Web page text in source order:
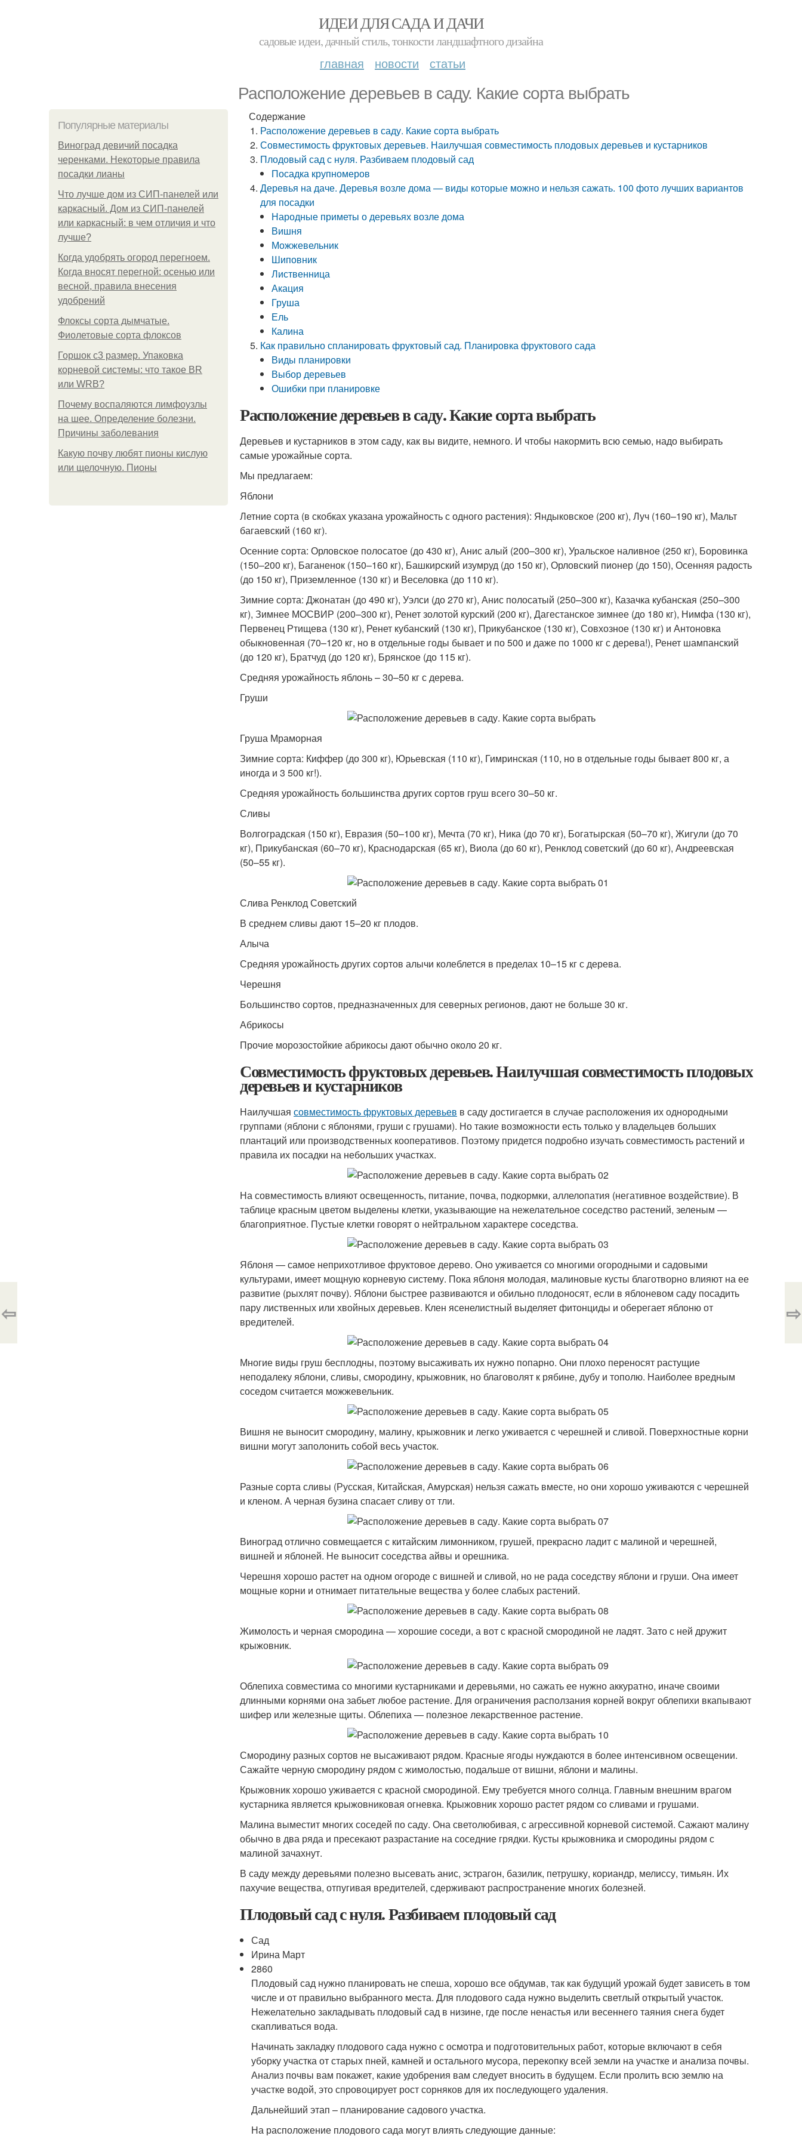
ИДЕИ ДЛЯ САДА И ДАЧИ
садовые идеи, дачный стиль, тонкости ландшафтного дизайна
главная новости статьи
Расположение деревьев в саду. Какие сорта выбрать
Популярные материалы
Виноград девичий посадка
черенками. Некоторые правила
посадки лианы
Что лучше дом из СИП-панелей или
каркасный. Дом из СИП-панелей
или каркасный: в чем отличия и что
лучше?
Когда удобрять огород перегноем.
Когда вносят перегной: осенью или
весной, правила внесения
удобрений
Флоксы сорта дымчатые.
Фиолетовые сорта флоксов
Горшок с3 размер. Упаковка
корневой системы: что такое BR
или WRB?
Почему воспаляются лимфоузлы
на шее. Определение болезни.
Причины заболевания
Какую почву любят пионы кислую
или щелочную. Пионы
Содержание
Расположение деревьев в саду. Какие сорта выбрать
Совместимость фруктовых деревьев. Наилучшая совместимость плодовых деревьев и кустарников
Плодовый сад с нуля. Разбиваем плодовый сад
Посадка крупномеров
Деревья на даче. Деревья возле дома — виды которые можно и нельзя сажать. 100 фото лучших вариантов
для посадки
Народные приметы о деревьях возле дома
Вишня
Можжевельник
Шиповник
Лиственница
Акация
Груша
Ель
Калина
Как правильно спланировать фруктовый сад. Планировка фруктового сада
Виды планировки
Выбор деревьев
Ошибки при планировке
Расположение деревьев в саду. Какие сорта выбрать
Деревьев и кустарников в этом саду, как вы видите, немного. И чтобы накормить всю семью, надо выбирать
самые урожайные сорта.
Мы предлагаем:
Яблони
Летние сорта (в скобках указана урожайность с одного растения): Яндыковское (200 кг), Луч (160–190 кг), Мальт
багаевский (160 кг).
Осенние сорта: Орловское полосатое (до 430 кг), Анис алый (200–300 кг), Уральское наливное (250 кг), Боровинка
(150–200 кг), Баганенок (150–160 кг), Башкирский изумруд (до 150 кг), Орловский пионер (до 150), Осенняя радость
(до 150 кг), Приземленное (130 кг) и Веселовка (до 110 кг).
Зимние сорта: Джонатан (до 490 кг), Уэлси (до 270 кг), Анис полосатый (250–300 кг), Казачка кубанская (250–300
кг), Зимнее МОСВИР (200–300 кг), Ренет золотой курский (200 кг), Дагестанское зимнее (до 180 кг), Нимфа (130 кг),
Первенец Ртищева (130 кг), Ренет кубанский (130 кг), Прикубанское (130 кг), Совхозное (130 кг) и Антоновка
обыкновенная (70–120 кг, но в отдельные годы бывает и по 500 и даже по 1000 кг с дерева!), Ренет шампанский
(до 120 кг), Братчуд (до 120 кг), Брянское (до 115 кг).
Средняя урожайность яблонь – 30–50 кг с дерева.
Груши
Груша Мраморная
Зимние сорта: Киффер (до 300 кг), Юрьевская (110 кг), Гимринская (110, но в отдельные годы бывает 800 кг, а
иногда и 3 500 кг!).
Средняя урожайность большинства других сортов груш всего 30–50 кг.
Сливы
Волгоградская (150 кг), Евразия (50–100 кг), Мечта (70 кг), Ника (до 70 кг), Богатырская (50–70 кг), Жигули (до 70
кг), Прикубанская (60–70 кг), Краснодарская (65 кг), Виола (до 60 кг), Ренклод советский (до 60 кг), Андреевская
(50–55 кг).
Слива Ренклод Советский
В среднем сливы дают 15–20 кг плодов.
Алыча
Средняя урожайность других сортов алычи колеблется в пределах 10–15 кг с дерева.
Черешня
Большинство сортов, предназначенных для северных регионов, дают не больше 30 кг.
Абрикосы
Прочие морозостойкие абрикосы дают обычно около 20 кг.
Совместимость фруктовых деревьев. Наилучшая совместимость плодовых
деревьев и кустарников
Наилучшая совместимость фруктовых деревьев в саду достигается в случае расположения их однородными
группами (яблони с яблонями, груши с грушами). Но такие возможности есть только у владельцев больших
плантаций или производственных кооперативов. Поэтому придется подробно изучать совместимость растений и
правила их посадки на небольших участках.
На совместимость влияют освещенность, питание, почва, подкормки, аллелопатия (негативное воздействие). В
таблице красным цветом выделены клетки, указывающие на нежелательное соседство растений, зеленым —
благоприятное. Пустые клетки говорят о нейтральном характере соседства.
Яблоня — самое неприхотливое фруктовое дерево. Оно уживается со многими огородными и садовыми
культурами, имеет мощную корневую систему. Пока яблоня молодая, малиновые кусты благотворно влияют на ее
развитие (рыхлят почву). Яблони быстрее развиваются и обильно плодоносят, если в яблоневом саду посадить
пару лиственных или хвойных деревьев. Клен ясенелистный выделяет фитонциды и оберегает яблоню от
вредителей.
Многие виды груш бесплодны, поэтому высаживать их нужно попарно. Они плохо переносят растущие
неподалеку яблони, сливы, смородину, крыжовник, но благоволят к рябине, дубу и тополю. Наиболее вредным
соседом считается можжевельник.
Вишня не выносит смородину, малину, крыжовник и легко уживается с черешней и сливой. Поверхностные корни
вишни могут заполонить собой весь участок.
Разные сорта сливы (Русская, Китайская, Амурская) нельзя сажать вместе, но они хорошо уживаются с черешней
и кленом. А черная бузина спасает сливу от тли.
Виноград отлично совмещается с китайским лимонником, грушей, прекрасно ладит с малиной и черешней,
вишней и яблоней. Не выносит соседства айвы и орешника.
Черешня хорошо растет на одном огороде с вишней и сливой, но не рада соседству яблони и груши. Она имеет
мощные корни и отнимает питательные вещества у более слабых растений.
Жимолость и черная смородина — хорошие соседи, а вот с красной смородиной не ладят. Зато с ней дружит
крыжовник.
Облепиха совместима со многими кустарниками и деревьями, но сажать ее нужно аккуратно, иначе своими
длинными корнями она забьет любое растение. Для ограничения расползания корней вокруг облепихи вкапывают
шифер или железные щиты. Облепиха — полезное лекарственное растение.
Смородину разных сортов не высаживают рядом. Красные ягоды нуждаются в более интенсивном освещении.
Сажайте черную смородину рядом с жимолостью, подальше от вишни, яблони и малины.
Крыжовник хорошо уживается с красной смородиной. Ему требуется много солнца. Главным внешним врагом
кустарника является крыжовниковая огневка. Крыжовник хорошо растет рядом со сливами и грушами.
Малина выместит многих соседей по саду. Она светолюбивая, с агрессивной корневой системой. Сажают малину
обычно в два ряда и пресекают разрастание на соседние грядки. Кусты крыжовника и смородины рядом с
малиной зачахнут.
В саду между деревьями полезно высевать анис, эстрагон, базилик, петрушку, кориандр, мелиссу, тимьян. Их
пахучие вещества, отпугивая вредителей, сдерживают распространение многих болезней.
Плодовый сад с нуля. Разбиваем плодовый сад
Сад
Ирина Март
2860
Плодовый сад нужно планировать не спеша, хорошо все обдумав, так как будущий урожай будет зависеть в том
числе и от правильно выбранного места. Для плодового сада нужно выделить светлый открытый участок.
Нежелательно закладывать плодовый сад в низине, где после ненастья или весеннего таяния снега будет
скапливаться вода.
Начинать закладку плодового сада нужно с осмотра и подготовительных работ, которые включают в себя
уборку участка от старых пней, камней и остального мусора, перекопку всей земли на участке и анализа почвы.
Анализ почвы вам покажет, какие удобрения вам следует вносить в будущем. Если пролить всю землю на
участке водой, это спровоцирует рост сорняков для их последующего удаления.
Дальнейший этап – планирование садового участка.
На расположение плодового сада могут влиять следующие данные:
⇦ ⇨